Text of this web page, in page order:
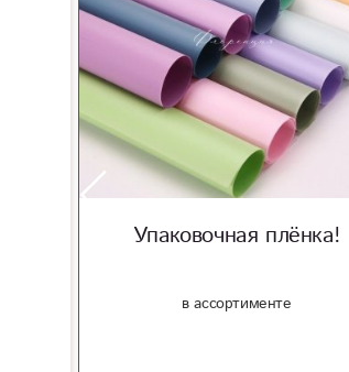
Упаковочная плёнка!
в ассортименте